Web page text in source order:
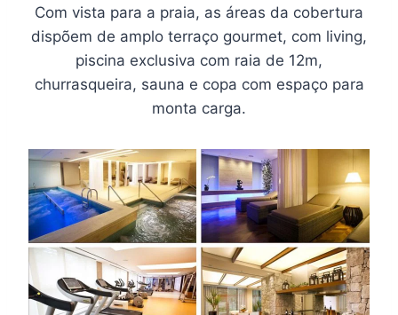
Com vista para a praia, as áreas da cobertura
dispõem de amplo terraço gourmet, com living,
piscina exclusiva com raia de 12m,
churrasqueira, sauna e copa com espaço para
monta carga.